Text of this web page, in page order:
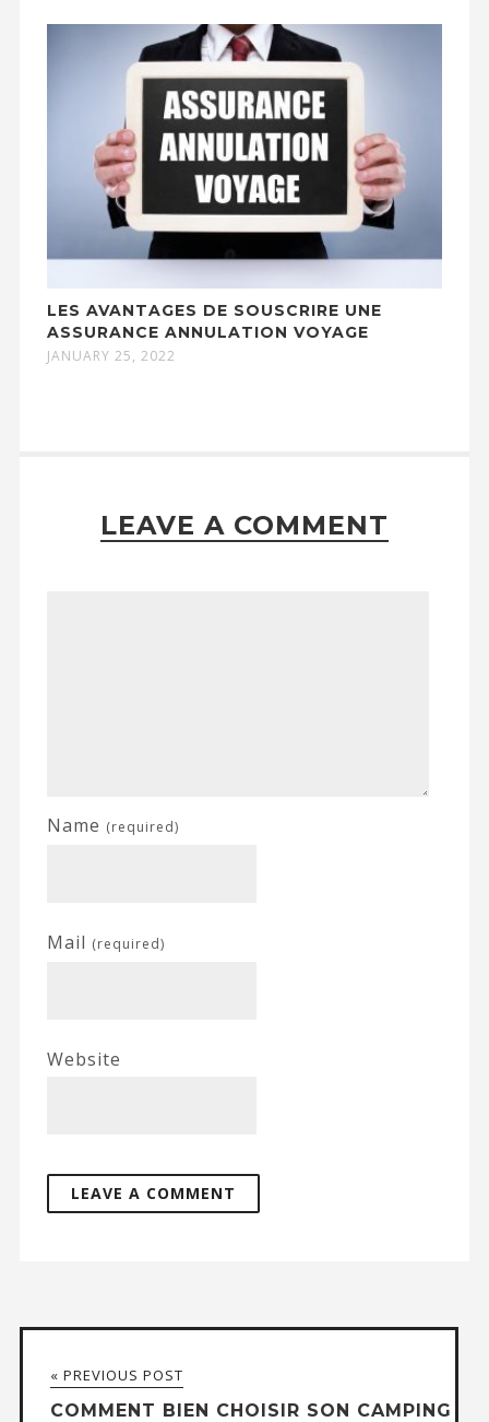
LES AVANTAGES DE SOUSCRIRE UNE
ASSURANCE ANNULATION VOYAGE
JANUARY 25, 2022
LEAVE A COMMENT
Name (required)
Mail (required)
Website
« PREVIOUS POST
COMMENT BIEN CHOISIR SON CAMPING